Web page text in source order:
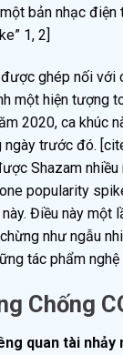
bản nhạc
1, 2]
được ghép nối với
một hiện tượng
2020, ca
trước đó.
Shazam
popularity
Điều này một
như ngẫu
tác phẩm
Chống
quan tài